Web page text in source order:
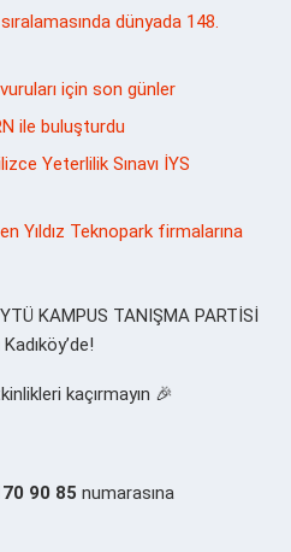
dünyada 148.
için son günler
ile buluşturdu
Yeterlilik Sınavı İYS
Yıldız Teknopark firmalarına
KAMPUS TANIŞMA PARTİSİ
kaçırmayın 🎉
90 85 numarasına